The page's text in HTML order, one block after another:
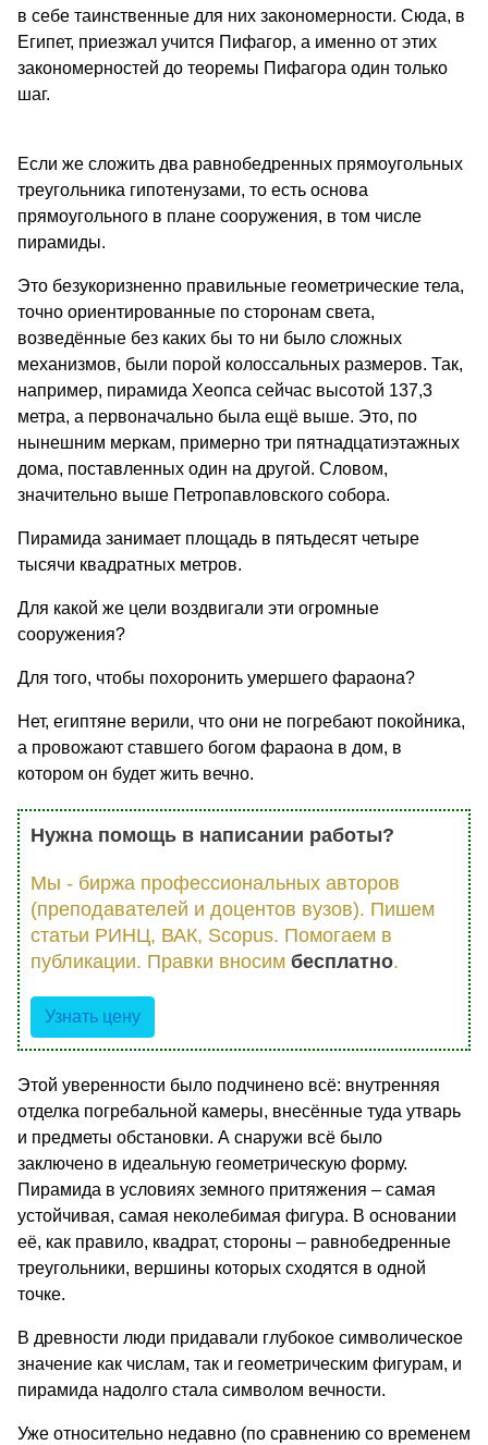
в себе таинственные для них закономерности. Сюда, в
Египет, приезжал учится Пифагор, а именно от этих
закономерностей до теоремы Пифагора один только
шаг.
Если же сложить два равнобедренных прямоугольных
треугольника гипотенузами, то есть основа
прямоугольного в плане сооружения, в том числе
пирамиды.
Это безукоризненно правильные геометрические тела,
точно ориентированные по сторонам света,
возведённые без каких бы то ни было сложных
механизмов, были порой колоссальных размеров. Так,
например, пирамида Хеопса сейчас высотой 137,3
метра, а первоначально была ещё выше. Это, по
нынешним меркам, примерно три пятнадцатиэтажных
дома, поставленных один на другой. Словом,
значительно выше Петропавловского собора.
Пирамида занимает площадь в пятьдесят четыре
тысячи квадратных метров.
Для какой же цели воздвигали эти огромные
сооружения?
Для того, чтобы похоронить умершего фараона?
Нет, египтяне верили, что они не погребают покойника,
а провожают ставшего богом фараона в дом, в
котором он будет жить вечно.
Нужна помощь в написании работы?
Мы - биржа профессиональных авторов
(преподавателей и доцентов вузов). Пишем
статьи РИНЦ, ВАК, Scopus. Помогаем в
публикации. Правки вносим бесплатно.
Узнать цену
Этой уверенности было подчинено всё: внутренняя
отделка погребальной камеры, внесённые туда утварь
и предметы обстановки. А снаружи всё было
заключено в идеальную геометрическую форму.
Пирамида в условиях земного притяжения – самая
устойчивая, самая неколебимая фигура. В основании
её, как правило, квадрат, стороны – равнобедренные
треугольники, вершины которых сходятся в одной
точке.
В древности люди придавали глубокое символическое
значение как числам, так и геометрическим фигурам, и
пирамида надолго стала символом вечности.
Уже относительно недавно (по сравнению со временем